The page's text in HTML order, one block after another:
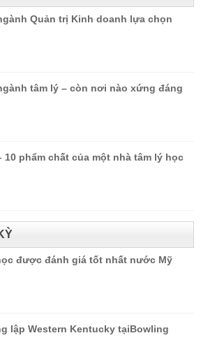
Quản trị Kinh doanh lựa chọn
tâm lý – còn nơi nào xứng đáng
10 phẩm chất của một nhà tâm lý học
được đánh giá tốt nhất nước Mỹ
lập Western Kentucky tạiBowling